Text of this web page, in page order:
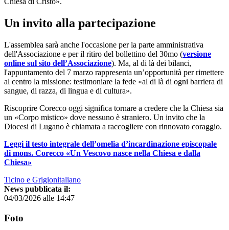
Un invito alla partecipazione
L'assemblea sarà anche l'occasione per la parte amministrativa
dell'Associazione e per il ritiro del bollettino del 30mo (versione
online sul sito dell’Associazione). Ma, al di là dei bilanci,
l'appuntamento del 7 marzo rappresenta un’opportunità per rimettere
al centro la missione: testimoniare la fede «al di là di ogni barriera di
sangue, di razza, di lingua e di cultura».
Riscoprire Corecco oggi significa tornare a credere che la Chiesa sia
un «Corpo mistico» dove nessuno è straniero. Un invito che la
Diocesi di Lugano è chiamata a raccogliere con rinnovato coraggio.
Leggi il testo integrale dell’omelia d’incardinazione episcopale
di mons. Corecco «Un Vescovo nasce nella Chiesa e dalla
Chiesa»
Ticino e Grigionitaliano
News pubblicata il:
04/03/2026 alle 14:47
Foto